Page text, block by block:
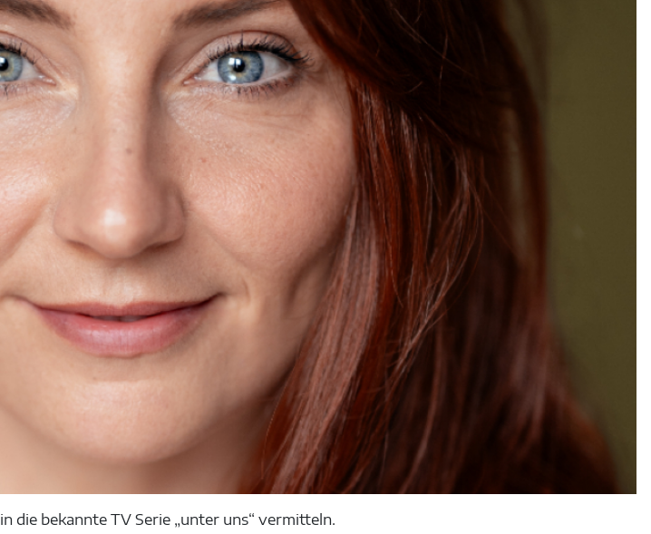
in die bekannte TV Serie „unter uns“ vermitteln.